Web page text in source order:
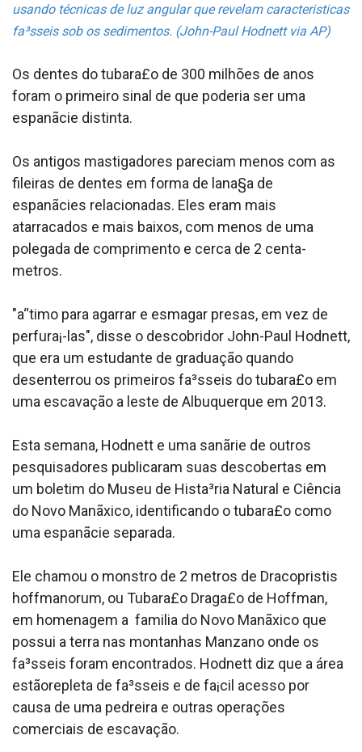
usando técnicas de luz angular que revelam caracteri­sticas
fa³sseis sob os sedimentos. (John-Paul Hodnett via AP)
Os dentes do tubara£o de 300 milhões de anos
foram o primeiro sinal de que poderia ser uma
espanãcie distinta.
Os antigos mastigadores pareciam menos com as
fileiras de dentes em forma de lana§a de
espanãcies relacionadas. Eles eram mais
atarracados e mais baixos, com menos de uma
polegada de comprimento e cerca de 2 centa­
metros.
"a“timo para agarrar e esmagar presas, em vez de
perfura¡-las", disse o descobridor John-Paul Hodnett,
que era um estudante de graduação quando
desenterrou os primeiros fa³sseis do tubara£o em
uma escavação a leste de Albuquerque em 2013.
Esta semana, Hodnett e uma sanãrie de outros
pesquisadores publicaram suas descobertas em
um boletim do Museu de Hista³ria Natural e Ciência
do Novo Manãxico, identificando o tubara£o como
uma espanãcie separada.
Ele chamou o monstro de 2 metros de Dracopristis
hoffmanorum, ou Tubara£o Draga£o de Hoffman,
em homenagem a familia do Novo Manãxico que
possui a terra nas montanhas Manzano onde os
fa³sseis foram encontrados. Hodnett diz que a área
estãorepleta de fa³sseis e de fa¡cil acesso por
causa de uma pedreira e outras operações
comerciais de escavação.